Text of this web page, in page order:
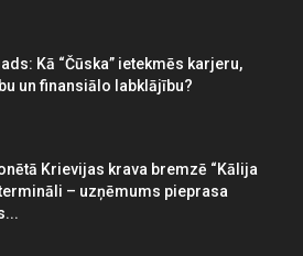
Kā “Čūska” ietekmēs karjeru,
un finansiālo labklājību?
Krievijas krava bremzē “Kālija
– uzņēmums pieprasa